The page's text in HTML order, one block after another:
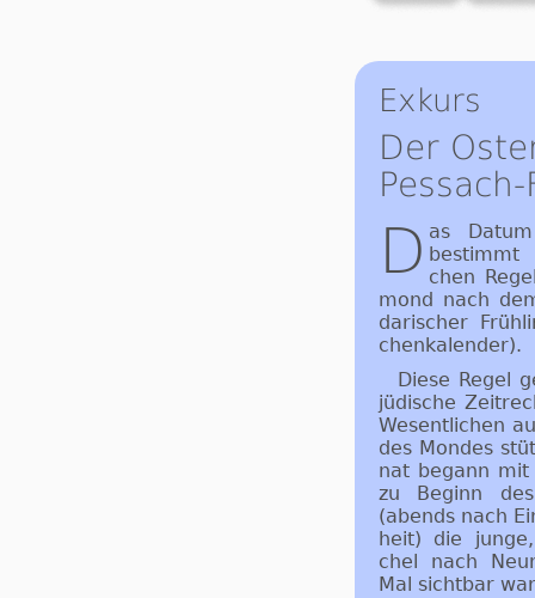
Exkurs
Der
Pessach-
D as
chen
mond nach
da­ri­scher
chen­ka­len­der).
Diese Regel
jü­di­sche
We­sent­li­chen
des Mon­des
nat be­gann
zu Be­ginn
(abends nach
heit) die
chel nach
Mal sicht­bar